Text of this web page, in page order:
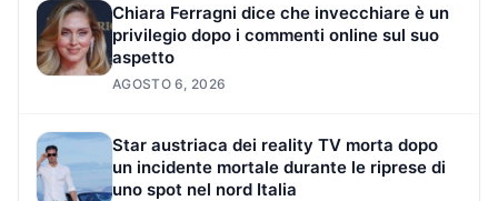
Chiara Ferragni dice che invecchiare è un
privilegio dopo i commenti online sul suo
aspetto
AGOSTO 6, 2026
Star austriaca dei reality TV morta dopo
un incidente mortale durante le riprese di
uno spot nel nord Italia